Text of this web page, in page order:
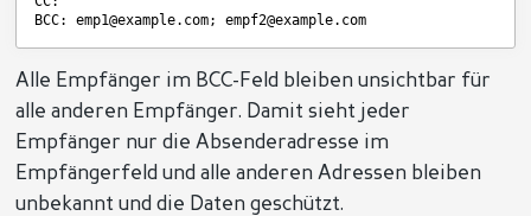
BCC: emp1@example.com; empf2@example.com
Alle Empfänger im BCC-Feld bleiben unsichtbar für
alle anderen Empfänger. Damit sieht jeder
Empfänger nur die Absenderadresse im
Empfängerfeld und alle anderen Adressen bleiben
unbekannt und die Daten geschützt.